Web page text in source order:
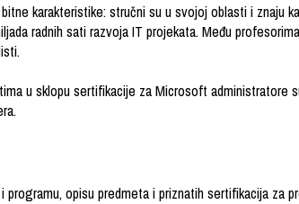
karakteristike: stručni su u svojoj oblasti i znaju
radnih sati razvoja IT projekata. Među
u sklopu sertifikacije za Microsoft administratore
programu, opisu predmeta i priznatih sertifikacija za